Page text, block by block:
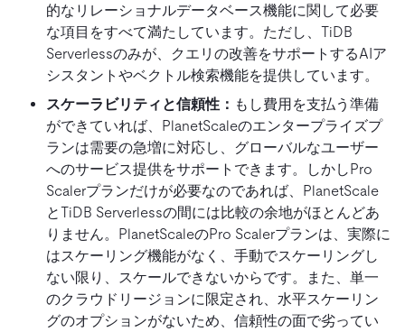
的なリレーショナルデータベース機能に関して必要
な項目をすべて満たしています。ただし、TiDB
Serverlessのみが、クエリの改善をサポートするAIア
シスタントやベクトル検索機能を提供しています。
スケーラビリティと信頼性： もし費用を支払う準備
ができていれば、PlanetScaleのエンタープライズプ
ランは需要の急増に対応し、グローバルなユーザー
へのサービス提供をサポートできます。しかしPro
Scalerプランだけが必要なのであれば、PlanetScale
とTiDB Serverlessの間には比較の余地がほとんどあ
りません。PlanetScaleのPro Scalerプランは、実際に
はスケーリング機能がなく、手動でスケーリングし
ない限り、スケールできないからです。また、単一
のクラウドリージョンに限定され、水平スケーリン
グのオプションがないため、信頼性の面で劣ってい